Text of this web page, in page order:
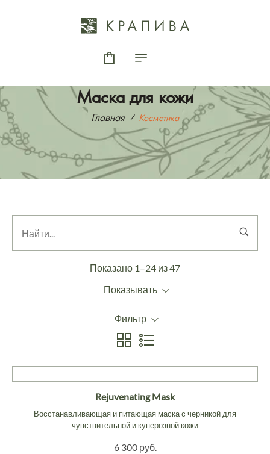
Маска для кожи
Главная Косметика
Показано 1–24 из 47
Показывать
Фильтр
Rejuvenating Mask
Восстанавливающая и питающая маска с черникой для
чувствительной и куперозной кожи
6 300 руб.